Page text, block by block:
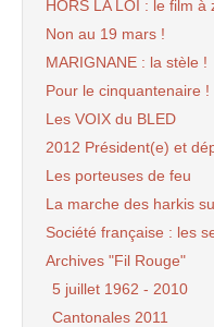
HORS LA LOI : le film à
Non au 19 mars !
MARIGNANE : la stèle !
Pour le cinquantenaire !
Les VOIX du BLED
2012 Président(e) et
Les porteuses de feu
La marche des harkis
Société française : les
Archives "Fil Rouge"
5 juillet 1962 - 2010
Cantonales 2011